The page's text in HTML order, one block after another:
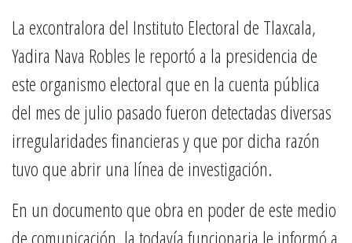
La excontralora del Instituto Electoral de Tlaxcala,
Yadira Nava Robles le reportó a la presidencia de
este organismo electoral que en la cuenta pública
del mes de julio pasado fueron detectadas diversas
irregularidades financieras y que por dicha razón
tuvo que abrir una línea de investigación.
En un documento que obra en poder de este medio